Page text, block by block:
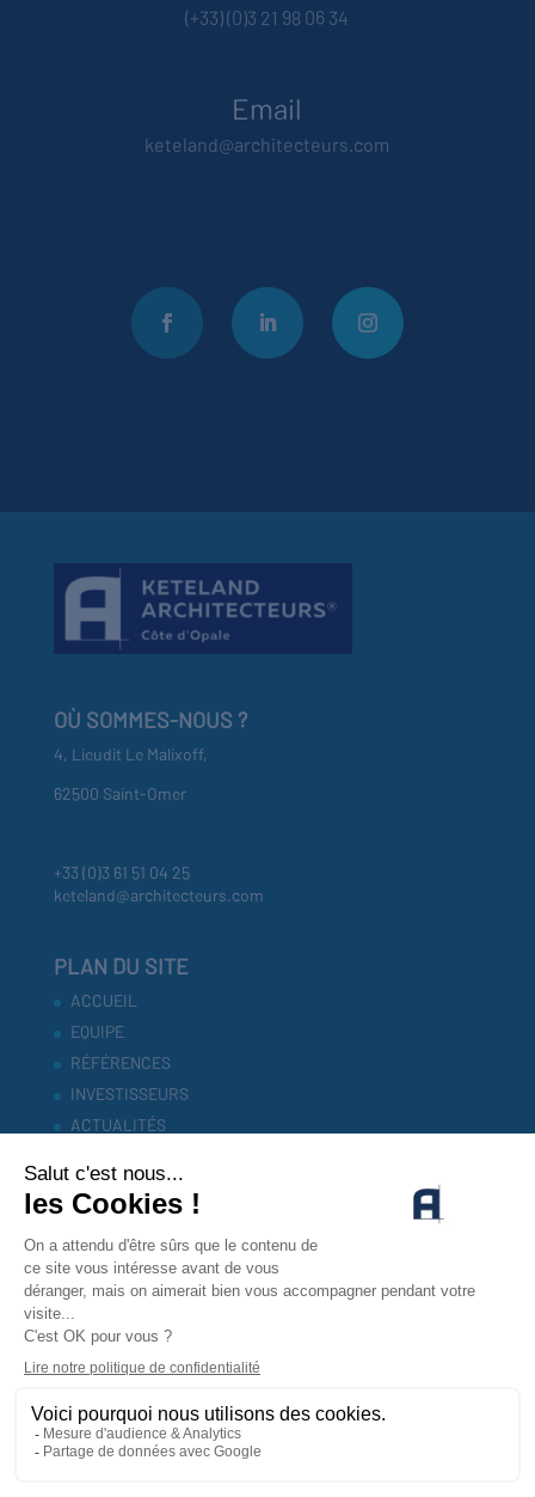
(+33) (0)3 21 98 06 34
Email
keteland@architecteurs.com
OÙ SOMMES-NOUS ?
4, Lieudit Le Malixoff,
62500 Saint-Omer
+33 (0)3 61 51 04 25
keteland@architecteurs.com
PLAN DU SITE
ACCUEIL
EQUIPE
RÉFÉRENCES
INVESTISSEURS
ACTUALITÉS
MENTIONS LEGALES
POLITIQUE DE CONFIDENTIALITÉ
CONTACTEZ-NOUS !
CONTACT